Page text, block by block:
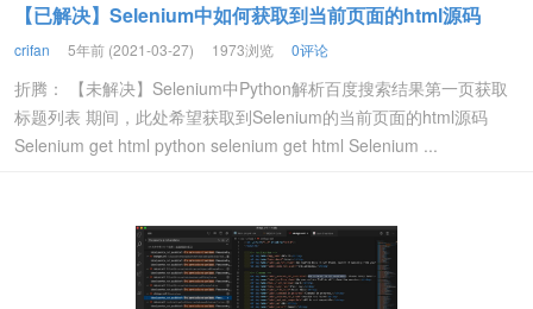
【已解决】Selenium中如何获取到当前页面的html源码
crifan 5年前 (2021-03-27) 1973浏览 0评论
折腾： 【未解决】Selenium中Python解析百度搜索结果第一页获取
标题列表 期间，此处希望获取到Selenium的当前页面的html源码
Selenium get html python selenium get html Selenium ...